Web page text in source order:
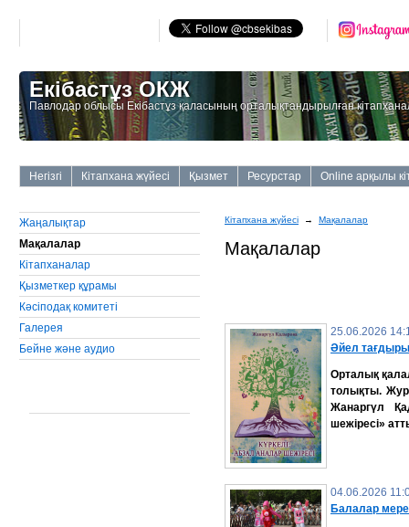
Екібастұз ОКЖ
Павлодар облысы Екібастұз қаласының орталықтандырылған
Негізгі Кітапхана жүйесі Қызмет Ресурстар Online арқылы
Жаңалықтар
Мақалалар
Кітапханалар
Қызметкер құрамы
Кәсіподақ комитеті
Галерея
Бейне және аудио
Кітапхана жүйесі → Мақалалар
Мақалалар
25.06.2026
Әйел
Орталық
толықты.
Жанаргүл
шежіресі»
04.06.2026
Балалар